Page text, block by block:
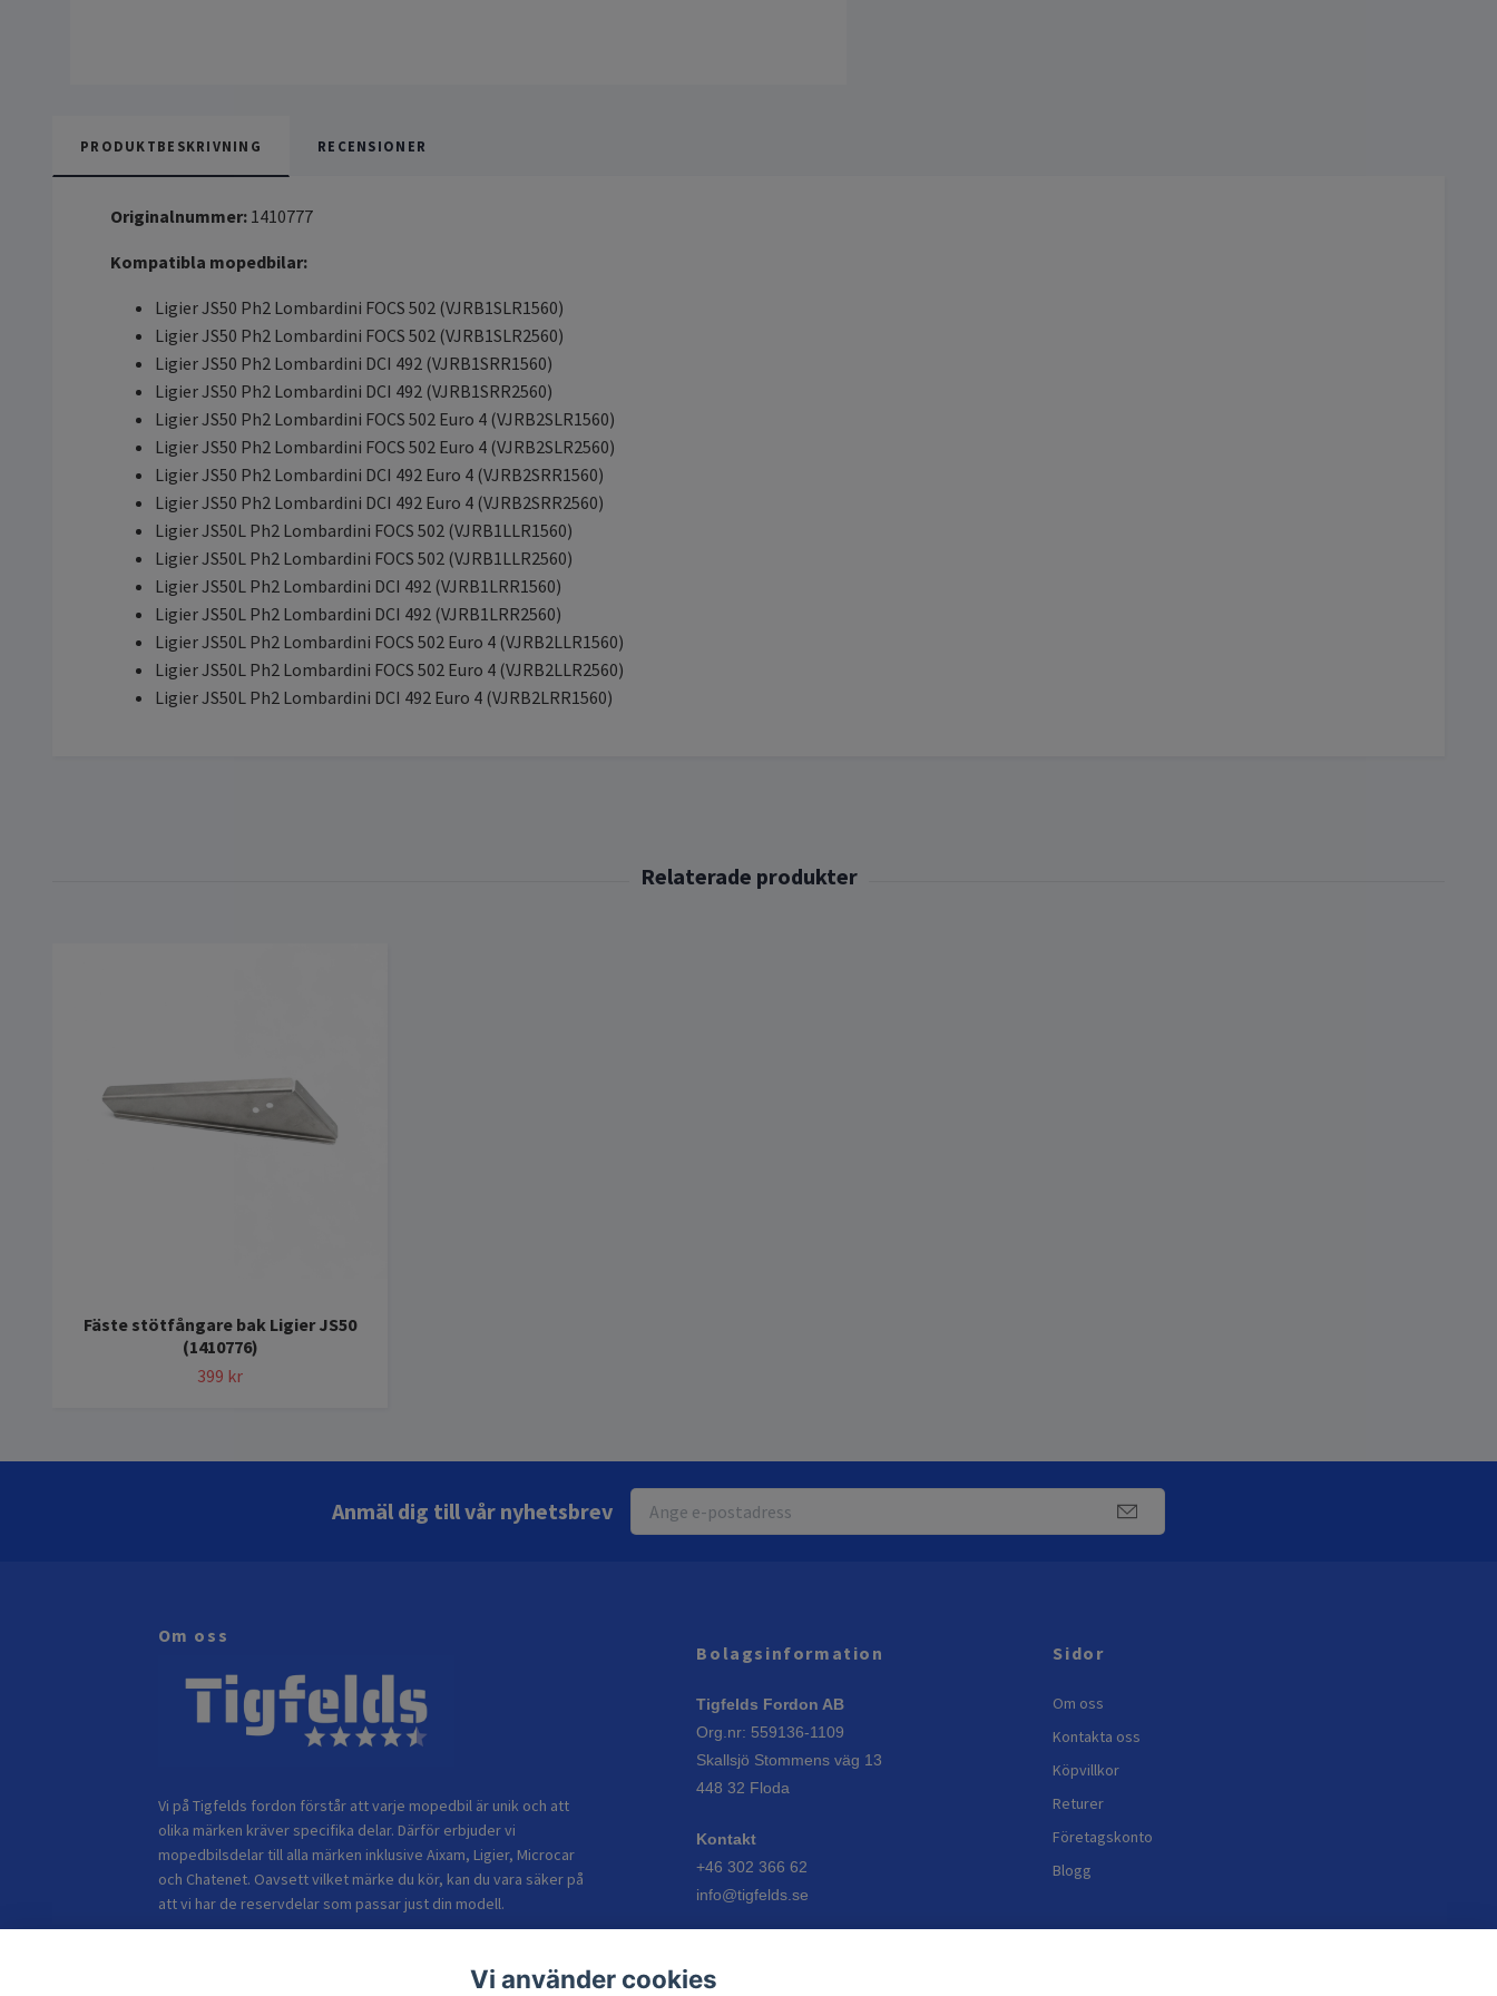
PRODUKTBESKRIVNING RECENSIONER
Originalnummer: 1410777
Kompatibla mopedbilar:
Ligier JS50 Ph2 Lombardini FOCS 502 (VJRB1SLR1560)
Ligier JS50 Ph2 Lombardini FOCS 502 (VJRB1SLR2560)
Ligier JS50 Ph2 Lombardini DCI 492 (VJRB1SRR1560)
Ligier JS50 Ph2 Lombardini DCI 492 (VJRB1SRR2560)
Ligier JS50 Ph2 Lombardini FOCS 502 Euro 4 (VJRB2SLR1560)
Ligier JS50 Ph2 Lombardini FOCS 502 Euro 4 (VJRB2SLR2560)
Ligier JS50 Ph2 Lombardini DCI 492 Euro 4 (VJRB2SRR1560)
Ligier JS50 Ph2 Lombardini DCI 492 Euro 4 (VJRB2SRR2560)
Ligier JS50L Ph2 Lombardini FOCS 502 (VJRB1LLR1560)
Ligier JS50L Ph2 Lombardini FOCS 502 (VJRB1LLR2560)
Ligier JS50L Ph2 Lombardini DCI 492 (VJRB1LRR1560)
Ligier JS50L Ph2 Lombardini DCI 492 (VJRB1LRR2560)
Ligier JS50L Ph2 Lombardini FOCS 502 Euro 4 (VJRB2LLR1560)
Ligier JS50L Ph2 Lombardini FOCS 502 Euro 4 (VJRB2LLR2560)
Ligier JS50L Ph2 Lombardini DCI 492 Euro 4 (VJRB2LRR1560)
Fäste stötfångare bak Ligier JS50
(1410776)
399 kr
Anmäl dig till vår nyhetsbrev
Om oss
Vi på Tigfelds fordon förstår att varje mopedbil är unik och att
olika märken kräver specifika delar. Därför erbjuder vi
mopedbilsdelar till alla märken inklusive Aixam, Ligier, Microcar
och Chatenet. Oavsett vilket märke du kör, kan du vara säker på
att vi har de reservdelar som passar just din modell.
Bolagsinformation
Tigfelds Fordon AB
Org.nr: 559136-1109
Skallsjö Stommens väg 13
448 32 Floda
Kontakt
+46 302 366 62
info@tigfelds.se
Vardagar: 08:00–17:00
Sidor
Om oss
Kontakta oss
Köpvillkor
Returer
Företagskonto
Blogg
Vi använder cookies